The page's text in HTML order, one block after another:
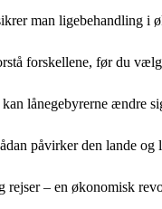
man ligebehandling i
forskellene, før du
lånegebyrerne ændre
påvirker den lande og
rejser – en økonomisk